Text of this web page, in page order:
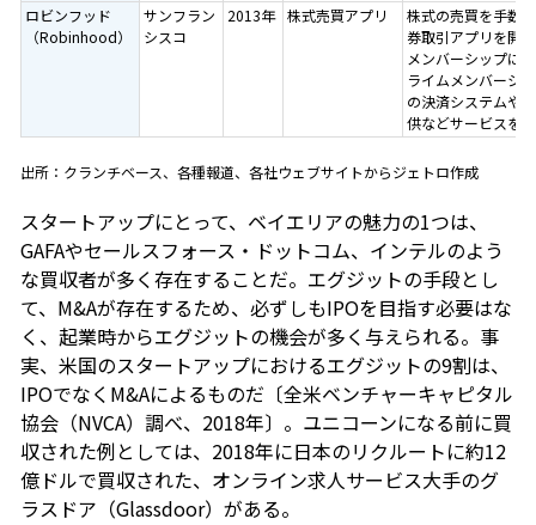
ロビンフッド
（Robinhood）
サンフラン
シスコ
2013年 株式売買アプリ
株式の売買を手数
券取引アプリを開
メンバーシップに
ライムメンバーシ
の決済システムや
供などサービスを
出所：クランチベース、各種報道、各社ウェブサイトからジェトロ作成
スタートアップにとって、ベイエリアの魅力の1つは、
GAFAやセールスフォース・ドットコム、インテルのよう
な買収者が多く存在することだ。エグジットの手段とし
て、M&Aが存在するため、必ずしもIPOを目指す必要はな
く、起業時からエグジットの機会が多く与えられる。事
実、米国のスタートアップにおけるエグジットの9割は、
IPOでなくM&Aによるものだ〔全米ベンチャーキャピタル
協会（NVCA）調べ、2018年〕。ユニコーンになる前に買
収された例としては、2018年に日本のリクルートに約12
億ドルで買収された、オンライン求人サービス大手のグ
ラスドア（Glassdoor）がある。